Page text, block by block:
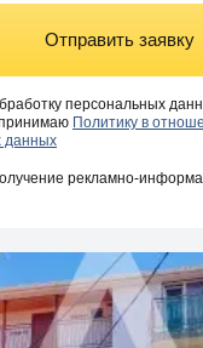
Отправить заявку
персональных
Политику в
данных
рекламно-